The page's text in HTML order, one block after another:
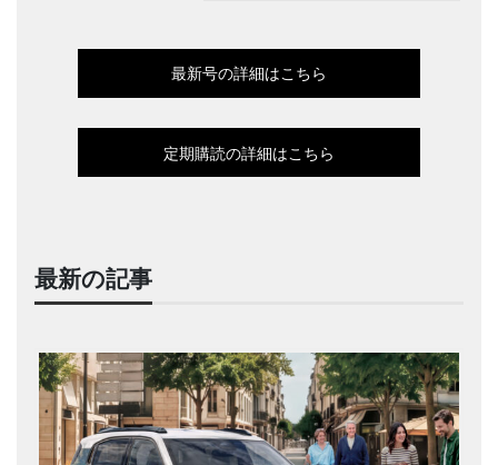
最新号の詳細はこちら
定期購読の詳細はこちら
最新の記事